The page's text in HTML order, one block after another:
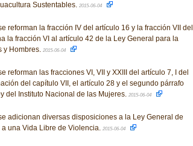
Sustentables. 2015-06-04
reforman la fracción IV del artículo 16 y la fracción VII del
la fracción VI al artículo 42 de la Ley General para la
y Hombres. 2015-06-04
reforman las fracciones VI, VII y XXIII del artículo 7, I del
del capítulo VII, el artículo 28 y el segundo párrafo
del Instituto Nacional de las Mujeres. 2015-06-04
adicionan diversas disposiciones a la Ley General de
una Vida Libre de Violencia. 2015-06-04